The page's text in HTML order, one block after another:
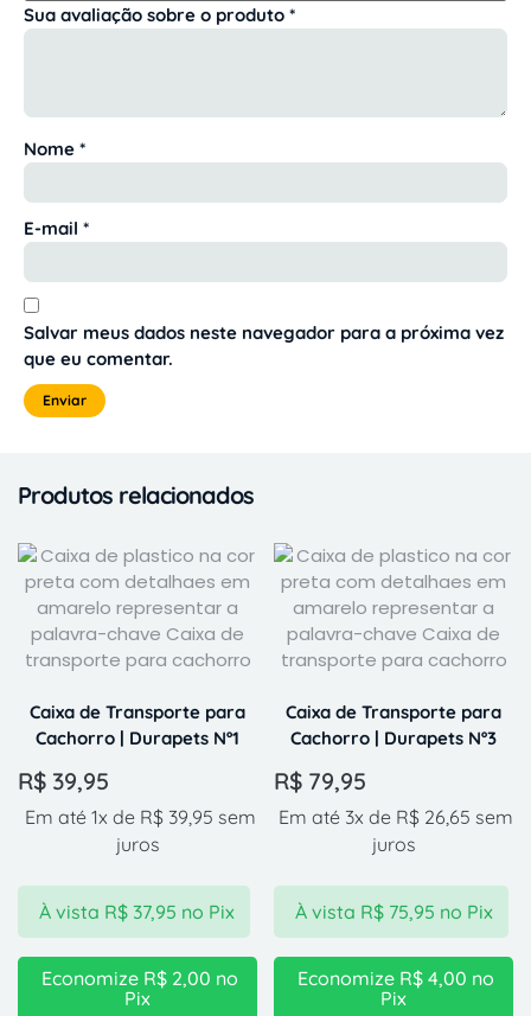
Sua avaliação sobre o produto *
Nome *
E-mail *
Salvar meus dados neste navegador para a próxima vez
que eu comentar.
Produtos relacionados
Caixa de Transporte para
Cachorro | Durapets Nº1
R$ 39,95
Em até 1x de R$39,95 sem
juros
À vista R$37,95 no Pix
Economize R$ 2,00 no
Pix
Caixa de Transporte para
Cachorro | Durapets Nº3
R$ 79,95
Em até 3x de R$ 26,65 sem
juros
À vista R$75,95 no Pix
Economize R$ 4,00 no
Pix